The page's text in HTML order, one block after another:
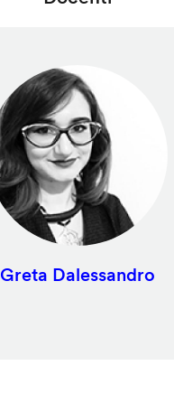
Greta Dalessandro